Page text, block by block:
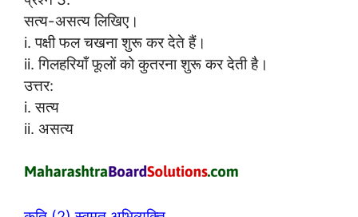
सत्य-असत्य लिखिए।
i. पक्षी फल चखना शुरू कर देते हैं।
ii. गिलहरियाँ फूलों को कुतरना शुरू कर देती है।
उत्तर:
i. सत्य
ii. असत्य